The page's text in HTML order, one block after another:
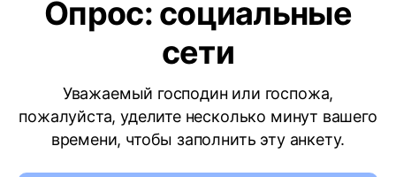
Опрос: социальные
сети
Уважаемый господин или госпожа,
пожалуйста, уделите несколько минут вашего
времени, чтобы заполнить эту анкету.